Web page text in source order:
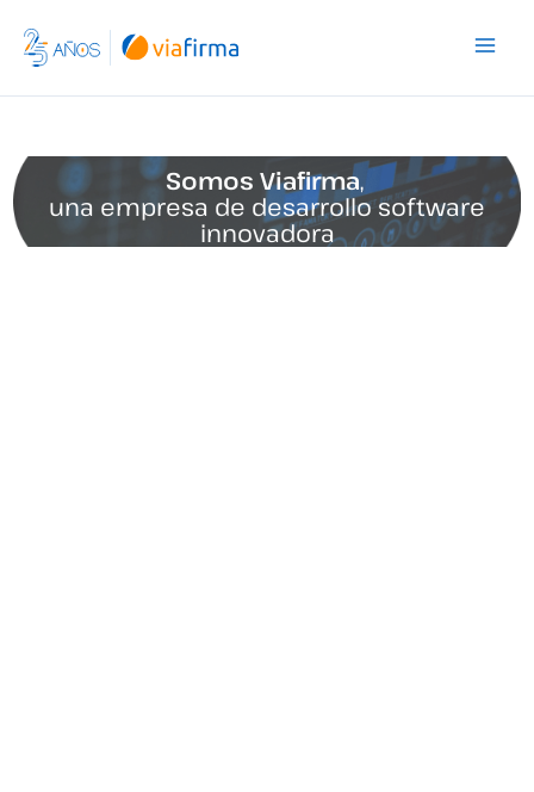
contenido
Somos Viafirma,
una empresa de desarrollo software
innovadora